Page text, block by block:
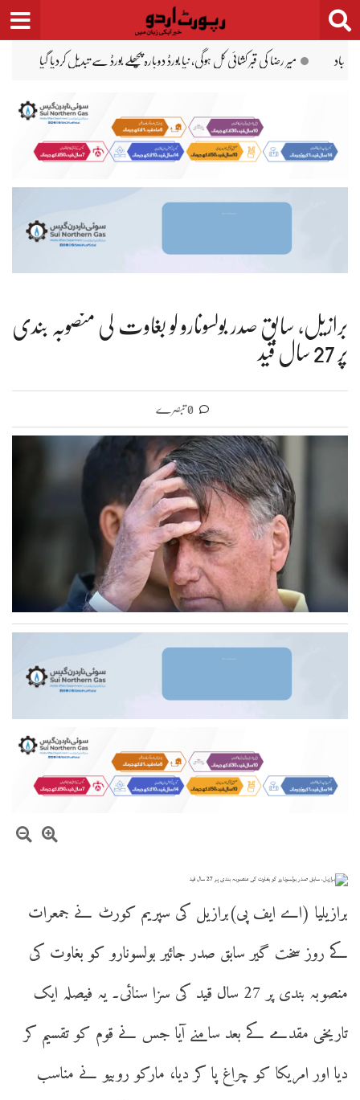
Skip
to
content
الیکشن کمیشن نے شاہد خاقان عباسی کی جماعت ’عوام پاکستان‘ کو ڈی لسٹ کر دیا
برازیل، سابق صدر بولسونارو کو بغاوت کی منصوبہ بندی
پر 27 سال قید
0 تبصرے
برازیلیا (اے ایف پی)برازیل کی سپریم کورٹ نے جمعرات
کے روز سخت گیر سابق صدر جائیر بولسونارو کو بغاوت کی
منصوبہ بندی پر 27 سال قید کی سزا سنائی۔ یہ فیصلہ ایک
تاریخی مقدمے کے بعد سامنے آیا جس نے قوم کو تقسیم کر
دیا اور امریکا کو چراغ پا کر دیا، مارکو روبیو نے مناسب